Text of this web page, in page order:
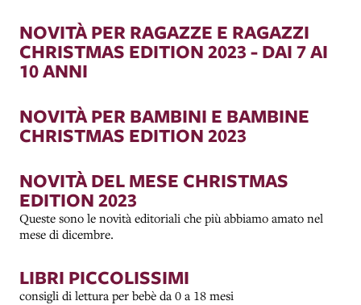
NOVITÀ PER RAGAZZE E RAGAZZI
CHRISTMAS EDITION 2023 - DAI 7 AI
10 ANNI
NOVITÀ PER BAMBINI E BAMBINE
CHRISTMAS EDITION 2023
NOVITÀ DEL MESE CHRISTMAS
EDITION 2023
Queste sono le novità editoriali che più abbiamo amato nel
mese di dicembre.
LIBRI PICCOLISSIMI
consigli di lettura per bebè da 0 a 18 mesi